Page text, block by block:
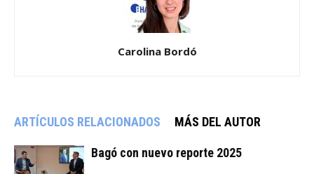
Carolina Bordó
ARTÍCULOS RELACIONADOS MÁS DEL AUTOR
Bagó con nuevo reporte 2025